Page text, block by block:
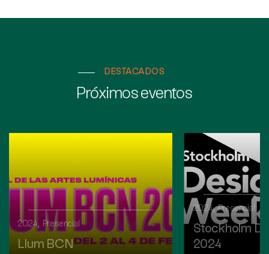
DESTACADOS
Próximos eventos
2024, Presencial
Llum BCN
2024,Presencial
Stockholm
2024